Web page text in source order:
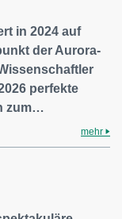
in 2024 auf
der Aurora-
perfekte
zum…
mehr